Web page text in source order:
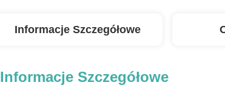
Informacje Szczegółowe
Informacje Szczegółowe